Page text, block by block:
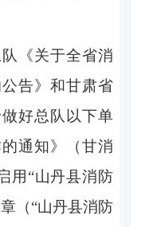
《关于全省消
告》和甘肃省
好总队以下单
通知》（甘消
用“山丹县消防
（“山丹县消防